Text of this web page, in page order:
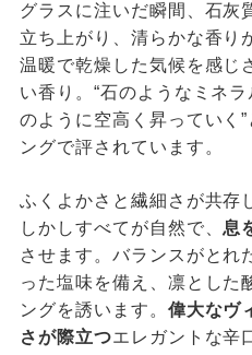
グラスに注いだ瞬間、石灰
立ち上がり、清らかな香り
温暖で乾燥した気候を感じ
い香り。“石のようなミネ
のように空高く昇っていく
ングで評されています。
ふくよかさと繊細さが共存
しかしすべてが自然で、 息
させます。バランスがとれ
った塩味を備え、凛とした
ングを誘います。 偉大なヴ
さが際立つエレガントな辛